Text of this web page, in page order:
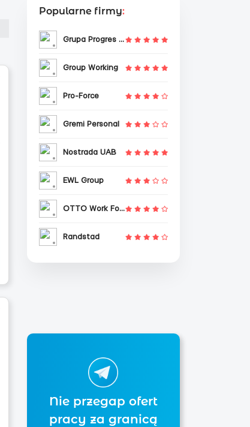
Popularne firmy:
Grupa Progres Sp. z o.o.
Group Working
Pro-Force
Gremi Personal
Nostrada UAB
EWL Group
OTTO Work Force
Randstad
Nie przegap ofert
pracy za granicą